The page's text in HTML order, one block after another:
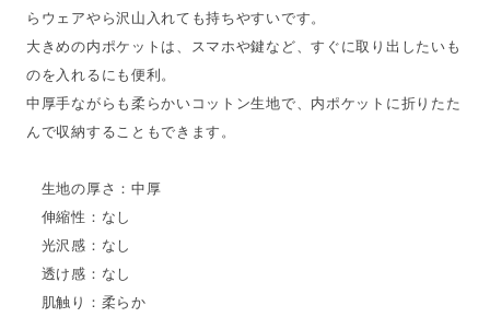
らウェアやら沢山入れても持ちやすいです。
大きめの内ポケットは、スマホや鍵など、すぐに取り出したいも
のを入れるにも便利。
中厚手ながらも柔らかいコットン生地で、内ポケットに折りたた
んで収納することもできます。
生地の厚さ：中厚
伸縮性：なし
光沢感：なし
透け感：なし
肌触り：柔らか